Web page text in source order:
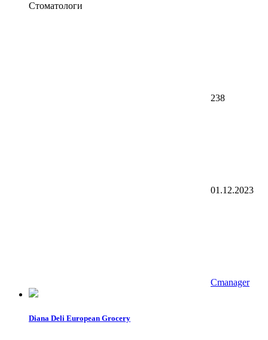
Стоматологи
238
01.12.2023
Cmanager
Diana Deli European Grocery